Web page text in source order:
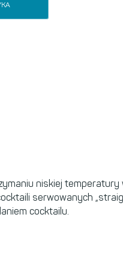
niskiej temperatury
serwowanych
cocktailu.